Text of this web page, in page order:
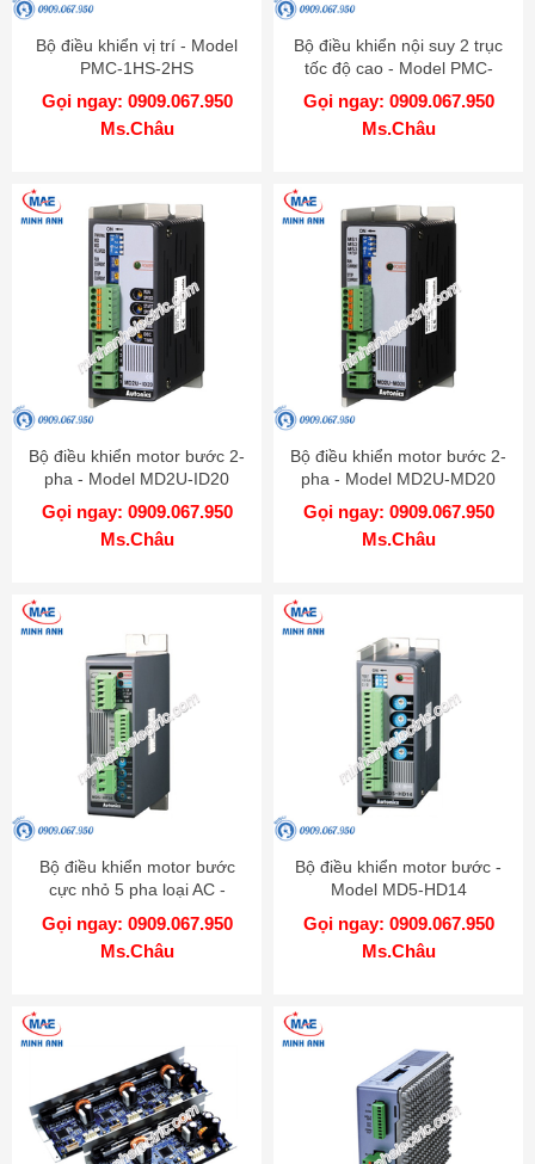
Bộ điều khiển vị trí - Model
PMC-1HS-2HS
Gọi ngay: 0909.067.950
Ms.Châu
Bộ điều khiển nội suy 2 trục
tốc độ cao - Model PMC-
2HSP
Gọi ngay: 0909.067.950
Ms.Châu
Bộ điều khiển motor bước 2-
pha - Model MD2U-ID20
Gọi ngay: 0909.067.950
Ms.Châu
Bộ điều khiển motor bước 2-
pha - Model MD2U-MD20
Gọi ngay: 0909.067.950
Ms.Châu
Bộ điều khiển motor bước
cực nhỏ 5 pha loại AC -
Model MD5-HF14
Gọi ngay: 0909.067.950
Ms.Châu
Bộ điều khiển motor bước -
Model MD5-HD14
Gọi ngay: 0909.067.950
Ms.Châu